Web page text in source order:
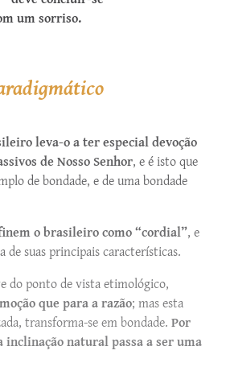
um sorriso.
leva-o a ter especial devoção
de Nosso Senhor, e é isto que
de bondade, e de uma bondade
o brasileiro como “cordial”, e
de suas principais características.
do ponto de vista etimológico,
que para a razão; mas esta
transforma-se em bondade. Por
inclinação natural passa a ser uma